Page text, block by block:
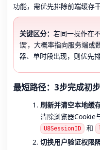
功能，需优先排除前端缓存
关键区分： 若同一操作在
误’，大概率指向服务端或
器、单时段出现，则优先
最短路径：3步完成初
刷新并清空本地缓
清除浏览器Cookie
U8SessionID 和
切换用户验证权限